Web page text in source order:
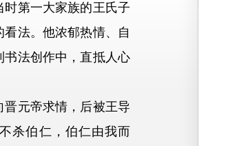
第一大家族的王氏子
法。他浓郁热情、自
法创作中，直抵人心
元帝求情，后被王导
杀伯仁，伯仁由我而